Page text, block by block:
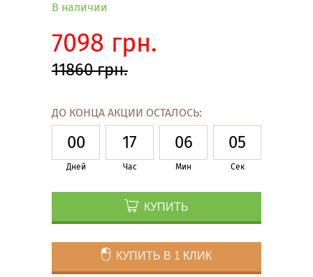
В наличии
7098 грн.
11860 грн.
ДО КОНЦА АКЦИИ ОСТАЛОСЬ:
00
Дней
17
Час
06
Мин
04
Сек
КУПИТЬ
КУПИТЬ В 1 КЛИК